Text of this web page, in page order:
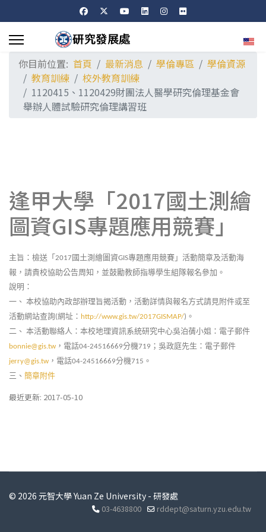
選擇
你目前位置: 首頁 最新消息 學倫專區
學倫資源
教育訓練
校外教育訓練
1120415、1120429財團法人醫學研究倫理基金會
舉辦人體試驗研究倫理講習班
逢甲大學「2017國土測繪
圖資GIS專題應用競賽」
主旨：檢送「2017國土測繪圖資GIS專題應用競賽」活動簡章及活動海
報，請貴校協助公告周知，並鼓勵教師指導學生組隊報名參加。
說明：
一、 本校協助內政部辦理旨揭活動，活動詳情與報名方式請見附件或至
活動網站查詢(網址： http://www.gis.tw/2017GISMAP/) 。
二、 本活動聯絡人：本校地理資訊系統研究中心吳泊蒨小姐：電子郵件
bonnie@gis.tw ，電話04-24516669分機719 ；吳政庭先生：電子郵件
jerry@gis.tw ，電話04-24516669分機715 。
三、 簡章附件
最近更新: 2017-05-10
© 2026 元智大學 Yuan Ze University - 研發處
03-4638800 rddept@saturn.yzu.edu.tw